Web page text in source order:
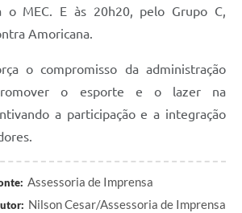
o MEC. E às 20h20, pelo Grupo C,
Amoricana.
o compromisso da administração
o esporte e o lazer na
a participação e a integração
Assessoria de Imprensa
Nilson Cesar/Assessoria de Imprensa